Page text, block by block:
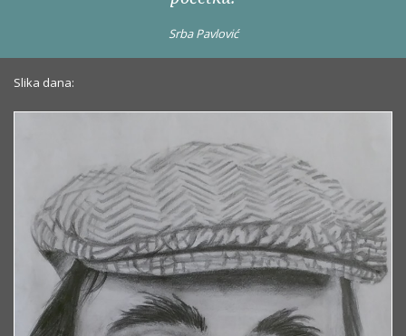
Srba Pavlović
Slika dana: